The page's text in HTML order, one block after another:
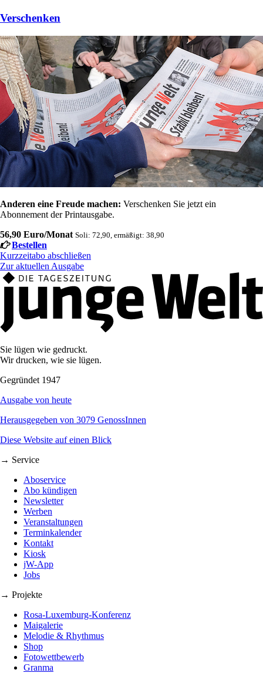
Verschenken
Anderen eine Freude machen: Verschenken Sie jetzt ein
Abonnement der Printausgabe.
56,90 Euro/Monat Soli: 72,90, ermäßigt: 38,90
Bestellen
Kurzzeitabo abschließen
Zur aktuellen Ausgabe
Sie lügen wie gedruckt.
Wir drucken, wie sie lügen.
Gegründet 1947
Ausgabe von heute
Herausgegeben von 3079 GenossInnen
Diese Website auf einen Blick
→ Service
Aboservice
Abo kündigen
Newsletter
Werben
Veranstaltungen
Terminkalender
Kontakt
Kiosk
jW-App
Jobs
→ Projekte
Rosa-Luxemburg-Konferenz
Maigalerie
Melodie & Rhythmus
Shop
Fotowettbewerb
Granma